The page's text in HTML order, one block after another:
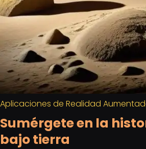
Aplicaciones de Realidad
Sumérgete en la
bajo tierra